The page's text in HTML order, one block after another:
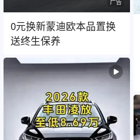
广告
0元换新蒙迪欧本品置换
送终生保养